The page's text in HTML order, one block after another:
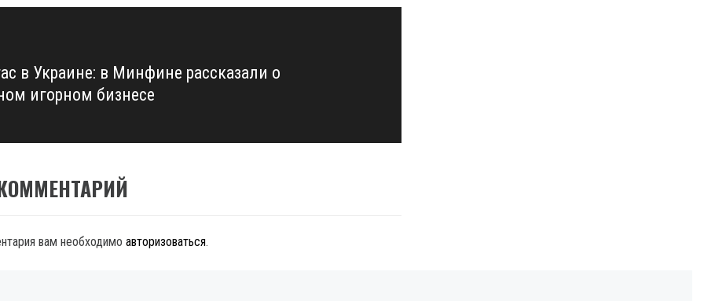
в Украине: в Минфине рассказали о
игорном бизнесе
вам необходимо авторизоваться.